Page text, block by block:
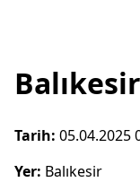
Tarih: 05.04.2025
Yer: Balıkesir